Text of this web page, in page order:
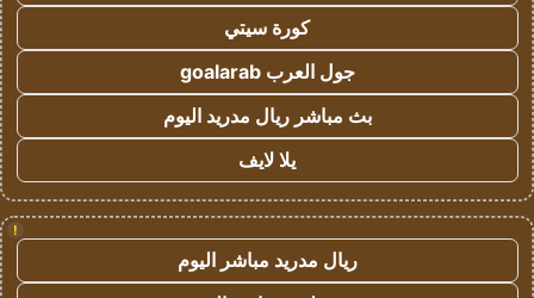
كورة سيتي
جول العرب goalarab
بث مباشر ريال مدريد اليوم
يلا لايف
!
ريال مدريد مباشر اليوم